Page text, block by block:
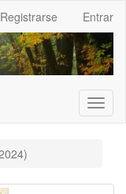
Registrarse Entrar